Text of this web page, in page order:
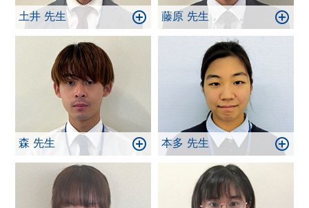
土井 先生 藤原 先生
森 先生 本多 先生